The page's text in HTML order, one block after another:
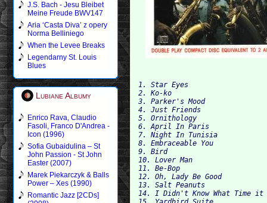
J.S. Bach - Jesu Bleibet
Meine Freude BWV147
Aria ‘Casta Diva’ z opery
Norma Belliniego
When the Levee Breaks
Legendarny St. Louis
Blues
Lubiane Albumy
Enrico Rava, Claudio
Fasoli, Franco D'Andrea -
Icon (1996)
Sofia Gubaidulina – St
John Passion - St John
Easter (2007)
Marek Piekarczyk & Balls
Power – Xes (1990)
Romantic Jazz [2CDs]
1. Star Eyes
2. Ko-ko
3. Parker's Mood
4. Just Friends
5. Ornithology
6. April In Paris
7. Night In Tunisia
8. Embraceable You
9. Bird
10. Lover Man
11. Be-Bop
12. Oh, Lady Be Good
13. Salt Peanuts
14. I Didn't Know What Time it